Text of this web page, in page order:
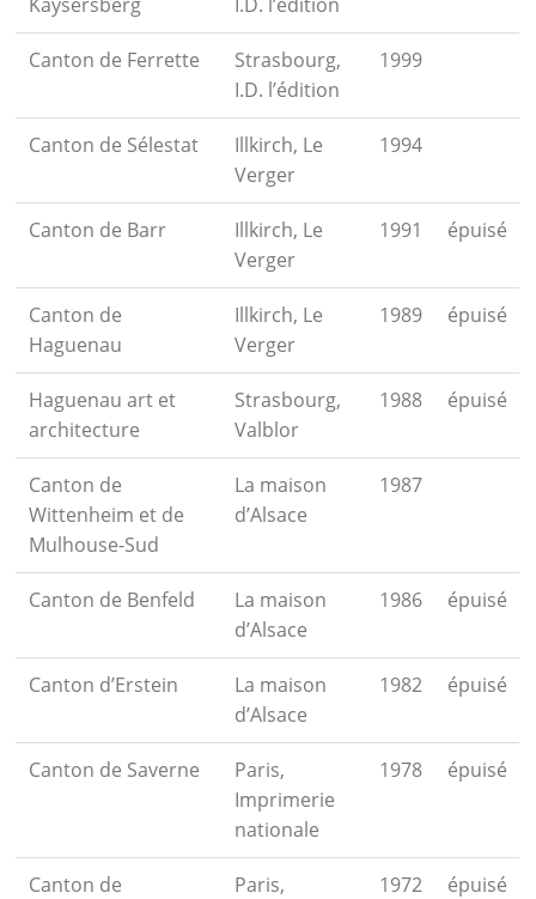
Canton de Ferrette
Strasbourg,
I.D. l’édition
1999
Canton de Sélestat
Illkirch, Le
Verger
1994
Canton de Barr
Illkirch, Le
Verger
1991 épuisé
Canton de
Haguenau
Illkirch, Le
Verger
1989 épuisé
Haguenau art et
architecture
Strasbourg,
Valblor
1988 épuisé
Canton de
Wittenheim et de
Mulhouse-Sud
La maison
d’Alsace
1987
Canton de Benfeld
La maison
d’Alsace
1986 épuisé
Canton d’Erstein
La maison
d’Alsace
1982 épuisé
Canton de Saverne
Paris,
Imprimerie
nationale
1978 épuisé
Canton de
Paris,
1972 épuisé